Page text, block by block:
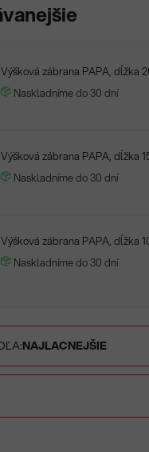
Výšková zábrana PAPA, dĺžka
Naskladníme do 30 dní
Výšková zábrana PAPA, dĺžka
Naskladníme do 30 dní
Výšková zábrana PAPA, dĺžka
Naskladníme do 30 dní
NAJLACNEJŠIE